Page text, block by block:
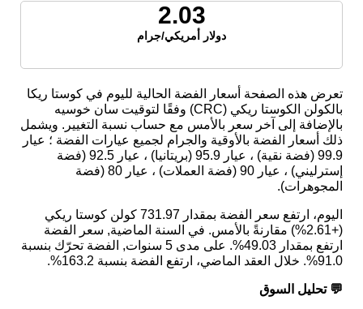
2.03
دولار أمريكي/جرام
تعرض هذه الصفحة أسعار الفضة الحالية لليوم في كوستا ريكا
بالكولن الكوستا ريكي (CRC) وفقًا لتوقيت سان خوسيه
بالإضافة إلى آخر سعر بالأمس مع حساب نسبة التغيير. ويشمل
ذلك أسعار الفضة بالأوقية والجرام لجميع عيارات الفضة ؛ عيار
99.9 (فضة نقية) ، عيار 95.9 (بريتانيا) ، عيار 92.5 (فضة
إسترليني) ، عيار 90 (فضة العملات) ، عيار 80 (فضة
المجوهرات).
اليوم، ارتفع سعر الفضة بمقدار 731.97 كولن كوستا ريكي
(+2.61%) مقارنةً بالأمس. في السنة الماضية, سعر الفضة
ارتفع بمقدار 49.03%. على مدى 5 سنوات, الفضة تحرّك بنسبة
91.0%. خلال العقد الماضي، ارتفع الفضة بنسبة 163.2%.
💬 تحليل السوق